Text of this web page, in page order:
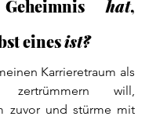
hat,
eines ist?
Karrieretraum als
zertrümmern will,
zuvor und stürme mit